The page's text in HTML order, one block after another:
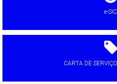
e-SIC
CARTA DE